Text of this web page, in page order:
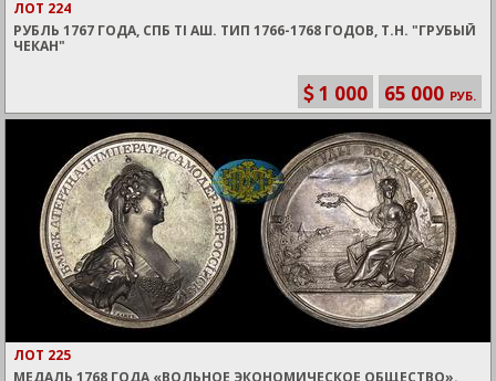
ЛОТ 224
РУБЛЬ 1767 ГОДА, СПБ ТI АШ. ТИП 1766-1768 ГОДОВ, Т.Н. "ГРУБЫЙ
ЧЕКАН"
1 000 65 000 РУБ.
ЛОТ 225
МЕДАЛЬ 1768 ГОДА «ВОЛЬНОЕ ЭКОНОМИЧЕСКОЕ ОБЩЕСТВО».